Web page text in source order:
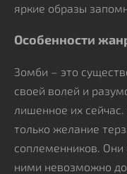
яркие образы
Особенности
Зомби – это
своей волей и
лишенное их
только желание
соплеменников.
ними невозможно